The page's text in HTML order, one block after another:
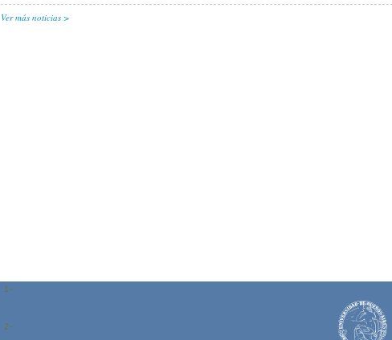
Ver más noticias